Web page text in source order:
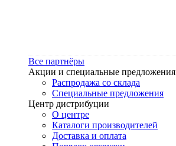
Все партнёры
Акции и специальные предложения
Распродажа со склада
Специальные предложения
Центр дистрибуции
О центре
Каталоги производителей
Доставка и оплата